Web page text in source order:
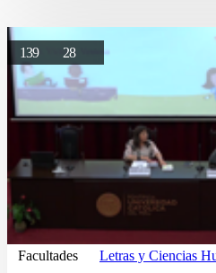
139 28
Facultades Letras y Ciencias